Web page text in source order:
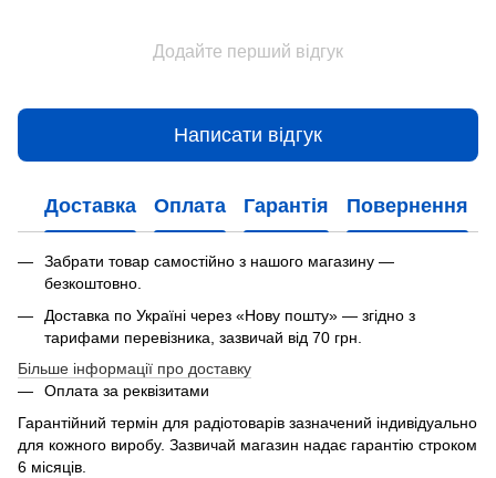
Додайте перший відгук
Написати відгук
Доставка Оплата Гарантія Повернення
Забрати товар самостійно з нашого магазину —
безкоштовно.
Доставка по Україні через «Нову пошту» — згідно з
тарифами перевізника, зазвичай від 70 грн.
Більше інформації про доставку
Оплата за реквізитами
Гарантійний термін для радіотоварів зазначений індивідуально
для кожного виробу. Зазвичай магазин надає гарантію строком
6 місяців.